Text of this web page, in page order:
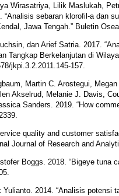
Wirasatriya, Lilik Maslukah,
sebaran klorofil-a dan
Jawa Tengah.” Buletin
dan Arief Satria. 2017.
Tangkap Berkelanjutan di
jkpi.3.2.2011.145-157.
Martin C. Arostegui,
Akselrud, Melanie J. Davis,
Sanders. 2019. “How
quality and customer
Journal of Research and
Boggs. 2018. “Bigeye tuna
2014. “Analisis potensi